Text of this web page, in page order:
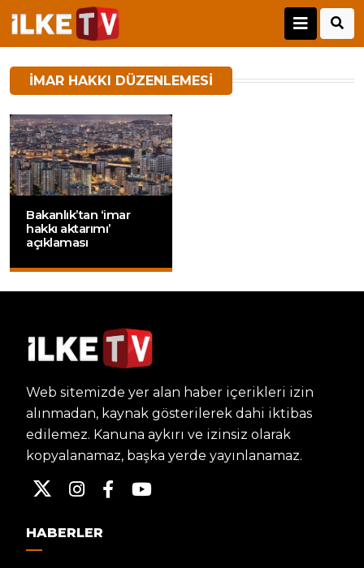
IMAR HAKKI DÜZENLEMESI
Bakanlık’tan ‘imar
hakkı aktarımı’
açıklaması
Web sitemizde yer alan haber içerikleri izin
alınmadan, kaynak gösterilerek dahi iktibas
edilemez. Kanuna aykırı ve izinsiz olarak
kopyalanamaz, başka yerde yayınlanamaz.
HABERLER